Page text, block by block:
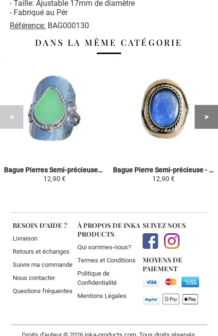
- Taille: Ajustable 17mm de diamètre
- Fabriqué au Pér
Référence: BAG000130
DANS LA MÊME CATÉGORIE
Bague Pierres Semi-précieuses - Goutte Verte Claire
12,90 €
Bague Pierre Semi-précieuse - Agate Bleu Ciel
12,90 €
BESOIN D'AIDE ?
Livraison
Retours et échanges
Suivre ma commande
Nous contacter
Questions fréquentes
À PROPOS DE INKA
PRODUCTS
Qui sommes-nous?
Termes et Conditions
Politique de
Confidentialité
Mentions Légales
SUIVEZ NOUS
MOYENS DE
PAIEMENT